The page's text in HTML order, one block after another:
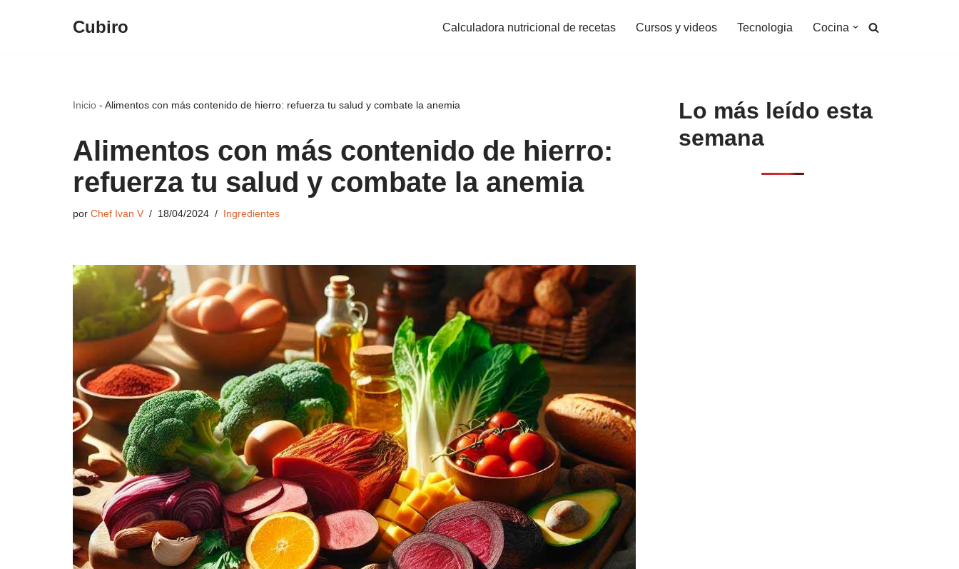
Cubiro Calculadora nutricional de recetas Cursos y videos Tecnologia Cocina
Inicio - Alimentos con más contenido de hierro: refuerza tu salud y combate la anemia
Alimentos con más contenido de hierro:
refuerza tu salud y combate la anemia
por Chef Ivan V 18/04/2024 Ingredientes
Lo más leído esta
semana